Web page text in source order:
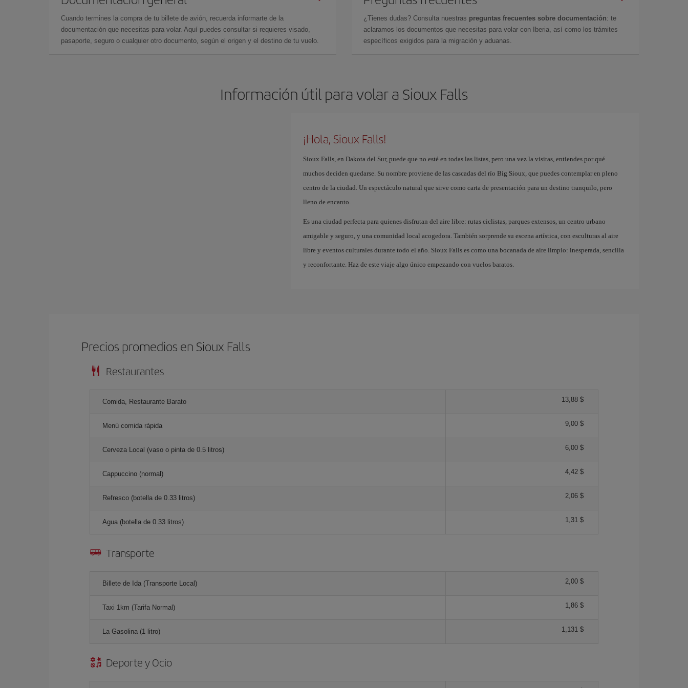
Cuando termines la compra de tu billete de avión, recuerda informarte de la
documentación que necesitas para volar. Aquí puedes consultar si requieres visado,
pasaporte, seguro o cualquier otro documento, según el origen y el destino de tu vuelo.
¿Tienes dudas? Consulta nuestras preguntas frecuentes sobre documentación: te
aclaramos los documentos que necesitas para volar con Iberia, así como los trámites
específicos exigidos para la migración y aduanas.
Información útil para volar a Sioux Falls
¡Hola, Sioux Falls!
Sioux Falls, en Dakota del Sur, puede que no esté en todas las listas, pero una vez la visitas, entiendes por qué
muchos deciden quedarse. Su nombre proviene de las cascadas del río Big Sioux, que puedes contemplar en pleno
centro de la ciudad. Un espectáculo natural que sirve como carta de presentación para un destino tranquilo, pero
lleno de encanto.
Es una ciudad perfecta para quienes disfrutan del aire libre: rutas ciclistas, parques extensos, un centro urbano
amigable y seguro, y una comunidad local acogedora. También sorprende su escena artística, con esculturas al aire
libre y eventos culturales durante todo el año. Sioux Falls es como una bocanada de aire limpio: inesperada, sencilla
y reconfortante. Haz de este viaje algo único empezando con vuelos baratos.
Precios promedios en Sioux Falls
Restaurantes
Comida, Restaurante Barato 13,88 $
Menú comida rápida 9,00 $
Cerveza Local (vaso o pinta de 0.5 litros) 6,00 $
Cappuccino (normal) 4,42 $
Refresco (botella de 0.33 litros) 2,06 $
Agua (botella de 0.33 litros) 1,31 $
Transporte
Billete de Ida (Transporte Local) 2,00 $
Taxi 1km (Tarifa Normal) 1,86 $
La Gasolina (1 litro) 1,131 $
Deporte y Ocio